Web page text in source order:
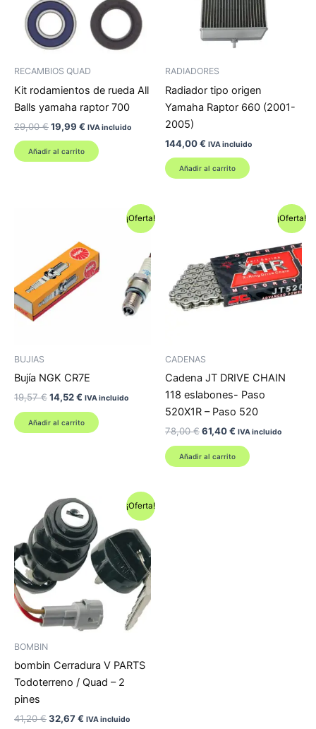
RECAMBIOS QUAD
Kit rodamientos de rueda All
Balls yamaha raptor 700
29,00€El
original
era:
19,99 € El
actual
es:
IVA incluido
Añadir al carrito
RADIADORES
Radiador tipo origen
Yamaha Raptor 660 (2001-
2005)
144,00€ IVA incluido
Añadir al carrito
¡Oferta!
BUJIAS
Bujía NGK CR7E
19,57€El
original
era:
14,52€ El
actual
es:
IVA incluido
Añadir al carrito
¡Oferta!
CADENAS
Cadena JT DRIVE CHAIN
118 eslabones- Paso
520X1R – Paso 520
78,00€El
original
era:
61,40€ El
actual
es:
IVA incluido
Añadir al carrito
¡Oferta!
BOMBIN
bombin Cerradura V PARTS
Todoterreno / Quad – 2
pines
41,20€El
32,67€ El
IVA incluido